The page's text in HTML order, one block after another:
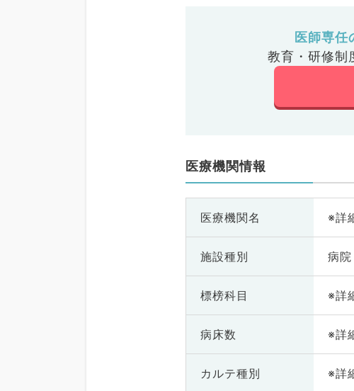
医師専任
教育・研修制
医療機関情報
医療機関名 ※詳
施設種別 病院
標榜科目 ※詳
病床数 ※詳
カルテ種別 ※詳